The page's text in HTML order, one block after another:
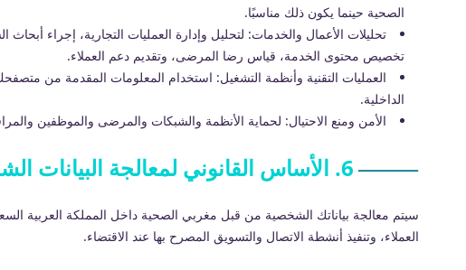
الصحية حينما يكون ذلك مناسبًا.
تحليلات الأعمال والخدمات: لتحليل وإدارة العمليات التجارية، إجراء
تخصيص محتوى الخدمة، قياس رضا المرضى، وتقديم دعم العملاء.
العمليات التقنية وأنظمة التشغيل: استخدام المعلومات المقدمة من
الداخلية.
الأمن ومنع الاحتيال: لحماية الأنظمة والشبكات والمرضى والموظفين
6. الأساس القانوني لمعالجة البيانات الشخصية
سيتم معالجة بياناتك الشخصية من قبل مغربي الصحية داخل المملكة العربية
العملاء، وتنفيذ أنشطة الاتصال والتسويق المصرح بها عند الاقتضاء.